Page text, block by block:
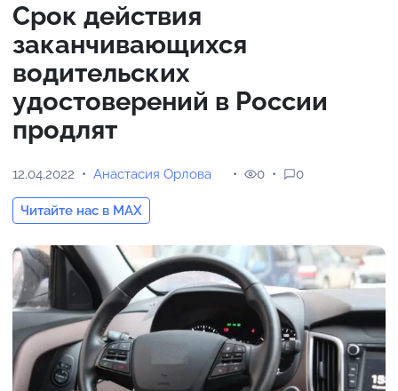
Срок действия
заканчивающихся
водительских
удостоверений в России
продлят
12.04.2022 Анастасия Орлова
Читайте нас в MAX
0 0